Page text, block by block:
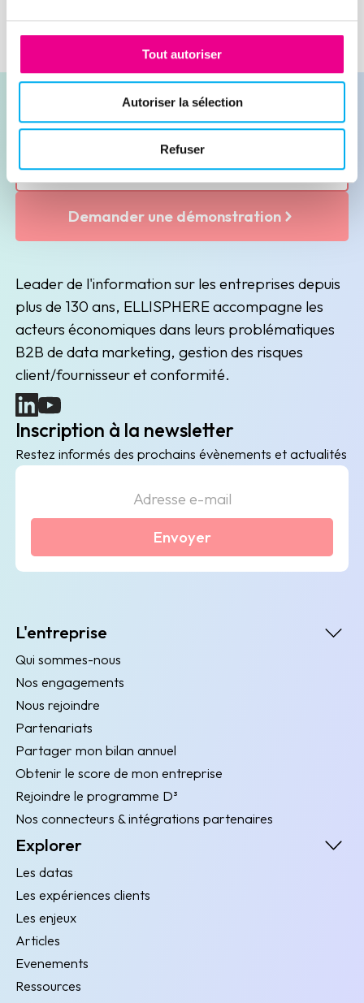
Tout autoriser
Autoriser la sélection
Refuser
Contacter nos experts
Demander une démonstration
Leader de l'information sur les entreprises depuis
plus de 130 ans, ELLISPHERE accompagne les
acteurs économiques dans leurs problématiques
B2B de data marketing, gestion des risques
client/fournisseur et conformité.
(nouvelle fenêtre)
(nouvelle fenêtre)
Inscription à la newsletter
Restez informés des prochains évènements et actualités
Envoyer
L'entreprise
Qui sommes-nous
Nos engagements
Nous rejoindre
Partenariats
Partager mon bilan annuel
Obtenir le score de mon entreprise
Rejoindre le programme D³
Nos connecteurs & intégrations partenaires
Explorer
Les datas
Les expériences clients
Les enjeux
Articles
Evenements
Ressources